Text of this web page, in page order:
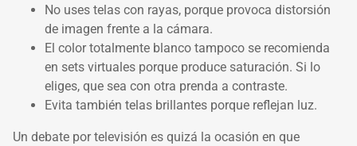
No uses telas con rayas, porque provoca distorsión
de imagen frente a la cámara.
El color totalmente blanco tampoco se recomienda
en sets virtuales porque produce saturación. Si lo
eliges, que sea con otra prenda a contraste.
Evita también telas brillantes porque reflejan luz.
Un debate por televisión es quizá la ocasión en que